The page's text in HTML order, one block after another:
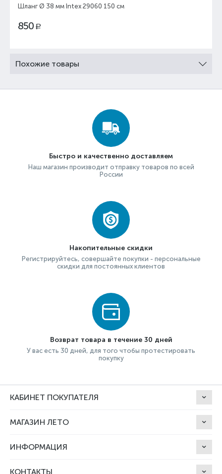
Шланг Ø 38 мм Intex 29060 150 см
850 Р
Похожие товары
Быстро и качественно доставляем
Наш магазин производит отправку товаров по всей
России
Накопительные скидки
Регистрируйтесь, совершайте покупки - персональные
скидки для постоянных клиентов
Возврат товара в течение 30 дней
У вас есть 30 дней, для того чтобы протестировать
покупку
КАБИНЕТ ПОКУПАТЕЛЯ
МАГАЗИН ЛЕТО
ИНФОРМАЦИЯ
КОНТАКТЫ